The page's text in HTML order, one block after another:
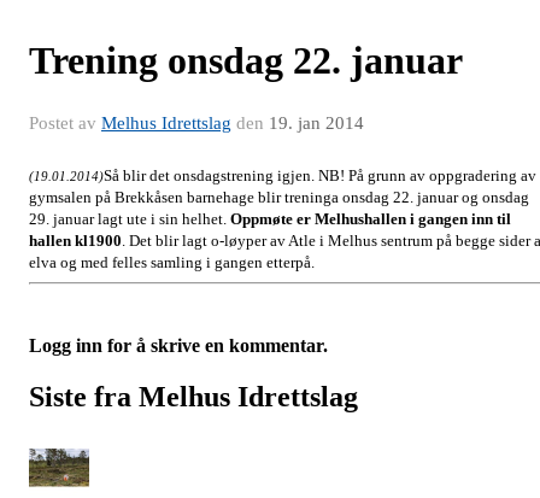
Trening onsdag 22. januar
Postet av Melhus Idrettslag den 19. jan 2014
(19.01.2014)Så blir det onsdagstrening igjen. NB! På grunn av oppgradering av
gymsalen på Brekkåsen barnehage blir treninga onsdag 22. januar og onsdag
29. januar lagt ute i sin helhet. Oppmøte er Melhushallen i gangen inn til
hallen kl1900 . Det blir lagt o-løyper av Atle i Melhus sentrum på begge sider
elva og med felles samling i gangen etterpå.
Logg inn for å skrive en kommentar.
Siste fra Melhus Idrettslag